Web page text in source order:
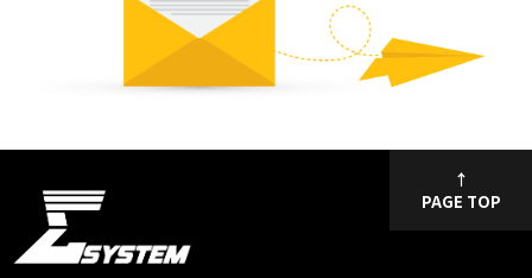
↑
PAGE TOP